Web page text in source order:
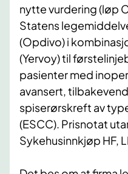
nytte vurdering (løp
Statens
(Opdivo) i
(Yervoy) til
pasienter med
avansert,
spiserørskreft av
(ESCC). Prisnotat
Sykehusinnkjøp HF,